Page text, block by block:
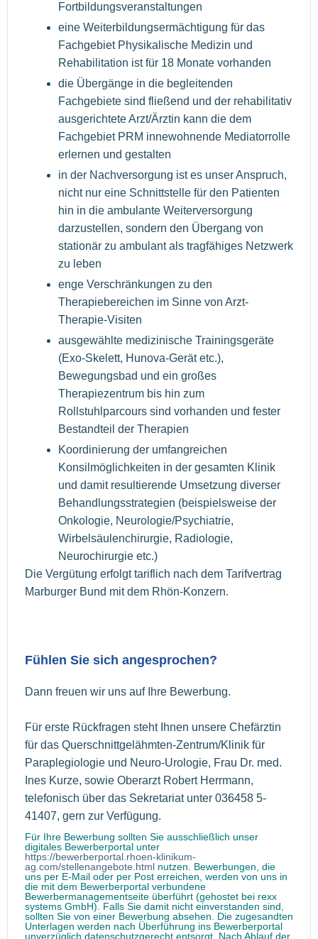
Fortbildungsveranstaltungen
eine Weiterbildungsermächtigung für das
Fachgebiet Physikalische Medizin und
Rehabilitation ist für 18 Monate vorhanden
die Übergänge in die begleitenden
Fachgebiete sind fließend und der rehabilitativ
ausgerichtete Arzt/Ärztin kann die dem
Fachgebiet PRM innewohnende Mediatorrolle
erlernen und gestalten
in der Nachversorgung ist es unser Anspruch,
nicht nur eine Schnittstelle für den Patienten
hin in die ambulante Weiterversorgung
darzustellen, sondern den Übergang von
stationär zu ambulant als tragfähiges Netzwerk
zu leben
enge Verschränkungen zu den
Therapiebereichen im Sinne von Arzt-
Therapie-Visiten
ausgewählte medizinische Trainingsgeräte
(Exo-Skelett, Hunova-Gerät etc.),
Bewegungsbad und ein großes
Therapiezentrum bis hin zum
Rollstuhlparcours sind vorhanden und fester
Bestandteil der Therapien
Koordinierung der umfangreichen
Konsilmöglichkeiten in der gesamten Klinik
und damit resultierende Umsetzung diverser
Behandlungsstrategien (beispielsweise der
Onkologie, Neurologie/Psychiatrie,
Wirbelsäulenchirurgie, Radiologie,
Neurochirurgie etc.)
Die Vergütung erfolgt tariflich nach dem Tarifvertrag
Marburger Bund mit dem Rhön-Konzern.
Fühlen Sie sich angesprochen?
Dann freuen wir uns auf Ihre Bewerbung.
Für erste Rückfragen steht Ihnen unsere Chefärztin
für das Querschnittgelähmten-Zentrum/Klinik für
Paraplegiologie und Neuro-Urologie, Frau Dr. med.
Ines Kurze, sowie Oberarzt Robert Herrmann,
telefonisch über das Sekretariat unter 036458 5-
41407, gern zur Verfügung.
Für Ihre Bewerbung sollten Sie ausschließlich unser
digitales Bewerberportal unter
https://bewerberportal.rhoen-klinikum-
ag.com/stellenangebote.html nutzen. Bewerbungen, die
uns per E-Mail oder per Post erreichen, werden von uns in
die mit dem Bewerberportal verbundene
Bewerbermanagementseite überführt (gehostet bei rexx
systems GmbH). Falls Sie damit nicht einverstanden sind,
sollten Sie von einer Bewerbung absehen. Die zugesandten
Unterlagen werden nach Überführung ins Bewerberportal
unverzüglich datenschutzgerecht entsorgt. Nach Ablauf der